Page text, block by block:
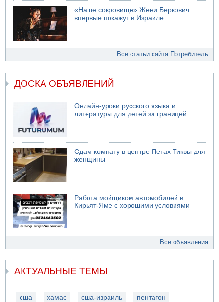
«Наше сокровище» Жени Беркович
впервые покажут в Израиле
Все статьи сайта Потребитель
ДОСКА ОБЪЯВЛЕНИЙ
Онлайн-уроки русского языка и
литературы для детей за границей
Сдам комнату в центре Петах Тиквы для
женщины
Работа мойщиком автомобилей в
Кирьят-Яме с хорошими условиями
Все объявления
АКТУАЛЬНЫЕ ТЕМЫ
сша хамас сша-израиль пентагон